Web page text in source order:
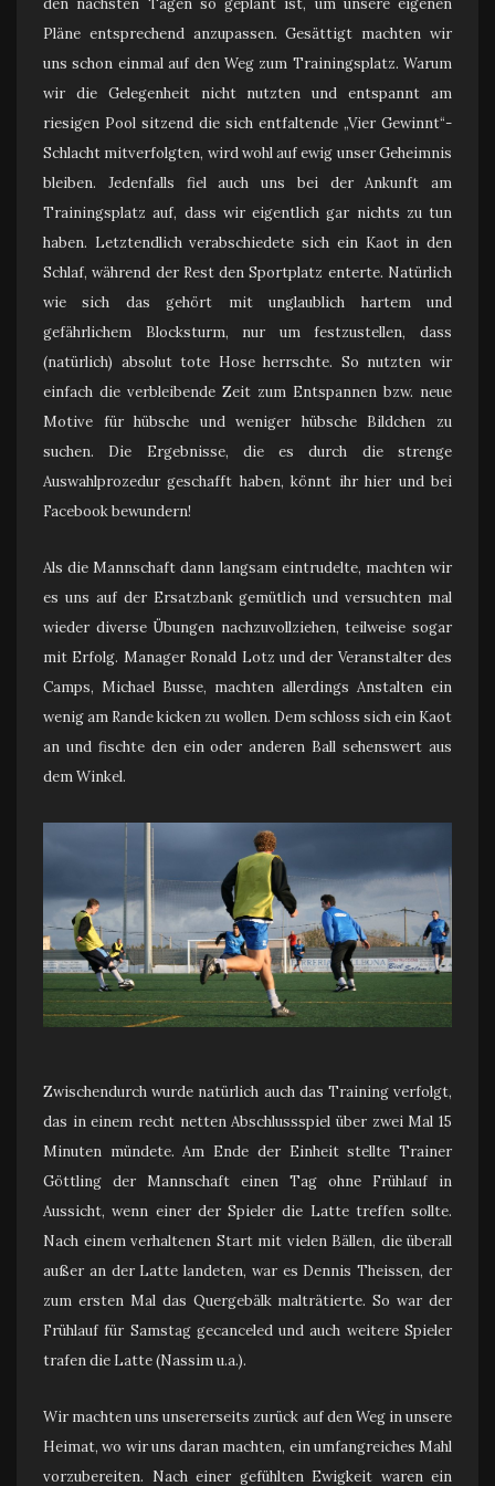
Pläne entsprechend anzupassen. Gesättigt machten wir
uns schon einmal auf den Weg zum Trainingsplatz. Warum
wir die Gelegenheit nicht nutzten und entspannt am
riesigen Pool sitzend die sich entfaltende „Vier Gewinnt“-
Schlacht mitverfolgten, wird wohl auf ewig unser Geheimnis
bleiben. Jedenfalls fiel auch uns bei der Ankunft am
Trainingsplatz auf, dass wir eigentlich gar nichts zu tun
haben. Letztendlich verabschiedete sich ein Kaot in den
Schlaf, während der Rest den Sportplatz enterte. Natürlich
wie sich das gehört mit unglaublich hartem und
gefährlichem Blocksturm, nur um festzustellen, dass
(natürlich) absolut tote Hose herrschte. So nutzten wir
einfach die verbleibende Zeit zum Entspannen bzw. neue
Motive für hübsche und weniger hübsche Bildchen zu
suchen. Die Ergebnisse, die es durch die strenge
Auswahlprozedur geschafft haben, könnt ihr hier und bei
Facebook bewundern!
Als die Mannschaft dann langsam eintrudelte, machten wir
es uns auf der Ersatzbank gemütlich und versuchten mal
wieder diverse Übungen nachzuvollziehen, teilweise sogar
mit Erfolg. Manager Ronald Lotz und der Veranstalter des
Camps, Michael Busse, machten allerdings Anstalten ein
wenig am Rande kicken zu wollen. Dem schloss sich ein Kaot
an und fischte den ein oder anderen Ball sehenswert aus
dem Winkel.
Zwischendurch wurde natürlich auch das Training verfolgt,
das in einem recht netten Abschlussspiel über zwei Mal 15
Minuten mündete. Am Ende der Einheit stellte Trainer
Göttling der Mannschaft einen Tag ohne Frühlauf in
Aussicht, wenn einer der Spieler die Latte treffen sollte.
Nach einem verhaltenen Start mit vielen Bällen, die überall
außer an der Latte landeten, war es Dennis Theissen, der
zum ersten Mal das Quergebälk malträtierte. So war der
Frühlauf für Samstag gecanceled und auch weitere Spieler
trafen die Latte (Nassim u.a.).
Wir machten uns unsererseits zurück auf den Weg in unsere
Heimat, wo wir uns daran machten, ein umfangreiches Mahl
vorzubereiten. Nach einer gefühlten Ewigkeit waren ein